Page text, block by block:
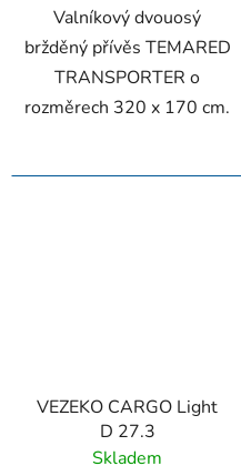
Valníkový dvouosý
bržděný přívěs TEMARED
TRANSPORTER o
rozměrech 320 x 170 cm.
VEZEKO CARGO Light
D 27.3
Skladem